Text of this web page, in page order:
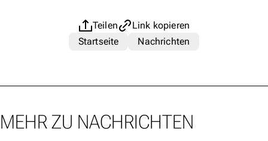
Teilen
Link kopieren
Startseite
Nachrichten
MEHR ZU NACHRICHTEN